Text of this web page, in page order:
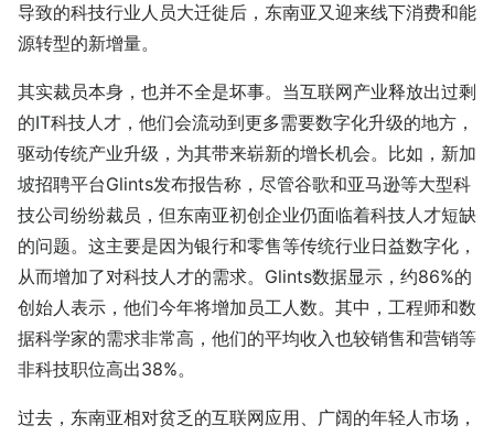
导致的科技行业人员大迁徙后，东南亚又迎来线下消费和能
源转型的新增量。
其实裁员本身，也并不全是坏事。当互联网产业释放出过剩
的IT科技人才，他们会流动到更多需要数字化升级的地方，
驱动传统产业升级，为其带来崭新的增长机会。比如，新加
坡招聘平台Glints发布报告称，尽管谷歌和亚马逊等大型科
技公司纷纷裁员，但东南亚初创企业仍面临着科技人才短缺
的问题。这主要是因为银行和零售等传统行业日益数字化，
从而增加了对科技人才的需求。Glints数据显示，约86%的
创始人表示，他们今年将增加员工人数。其中，工程师和数
据科学家的需求非常高，他们的平均收入也较销售和营销等
非科技职位高出38%。
过去，东南亚相对贫乏的互联网应用、广阔的年轻人市场，